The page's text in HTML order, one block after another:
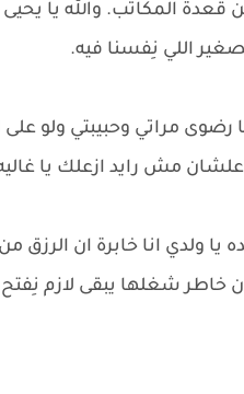
المكاتب. والله يا يحيى
اللي نِفسنا فيه.
مراتي وحبيبتي ولو
مش رايد ازعلك يا
ولدي انا خابرة ان الرزق من
شغلها يبقى لازم نِفتح